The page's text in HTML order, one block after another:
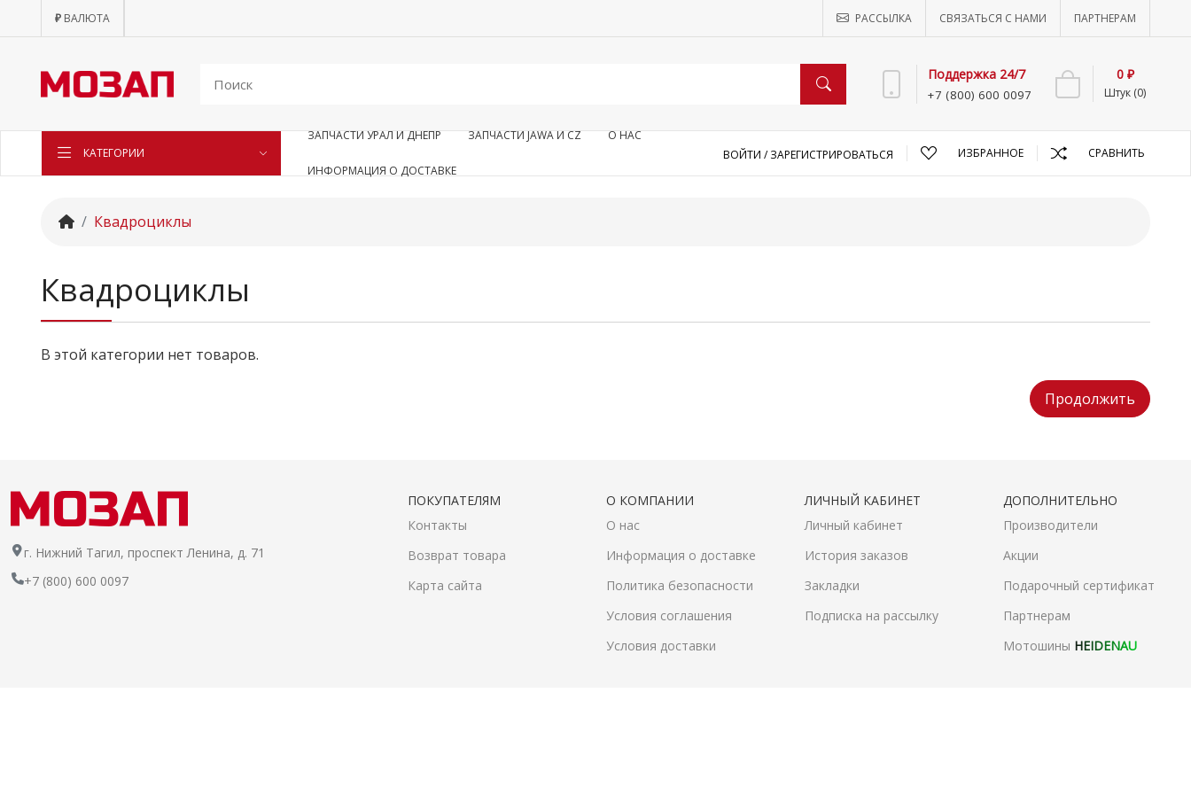
₽ ВАЛЮТА РАССЫЛКА СВЯЗАТЬСЯ С НАМИ ПАРТНЕРАМ
Поддержка 24/7
+7 (800) 600 0097 Штук (0)
0 ₽
КАТЕГОРИИ
ЗАПЧАСТИ УРАЛ И ДНЕПР ЗАПЧАСТИ JAWA И CZ О НАС
ИНФОРМАЦИЯ О ДОСТАВКЕ
ВОЙТИ /ЗАРЕГИСТРИРОВАТЬСЯ ИЗБРАННОЕ СРАВНИТЬ
Квадроциклы
Квадроциклы
В этой категории нет товаров.
Продолжить
г. Нижний Тагил, проспект Ленина, д. 71
+7 (800) 600 0097
ПОКУПАТЕЛЯМ
Контакты
Возврат товара
Карта сайта
О КОМПАНИИ
О нас
Информация о доставке
Политика безопасности
Условия соглашения
Условия доставки
ЛИЧНЫЙ КАБИНЕТ
Личный кабинет
История заказов
Закладки
Подписка на рассылку
ДОПОЛНИТЕЛЬНО
Производители
Акции
Подарочный сертификат
Партнерам
Мотошины HEIDENAU